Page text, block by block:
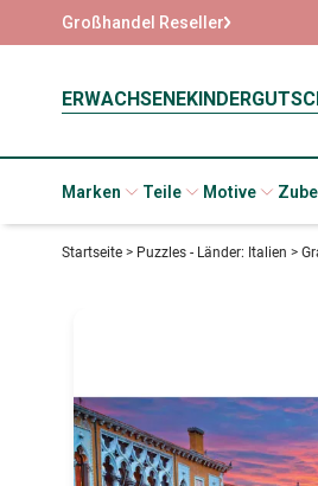
Großhandel Reseller
ERWACHSENEKINDER
Marken Teile Motive
Startseite > Puzzles - Länder: Italien >